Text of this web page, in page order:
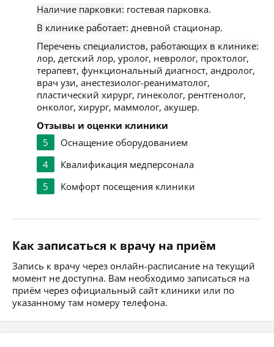
Наличие парковки: гостевая парковка.
В клинике работает: дневной стационар.
Перечень специалистов, работающих в клинике:
лор, детский лор, уролог, невролог, проктолог,
терапевт, функциональный диагност, андролог,
врач узи, анестезиолог-реаниматолог,
пластический хирург, гинеколог, рентгенолог,
онколог, хирург, маммолог, акушер.
Отзывы и оценки клиники
5
Оснащение оборудованием
4
Квалификация медперсонала
5
Комфорт посещения клиники
Как записаться к врачу на приём
Запись к врачу через онлайн-расписание на текущий
момент не доступна. Вам необходимо записаться на
приём через официальный сайт клиники или по
указанному там номеру телефона.